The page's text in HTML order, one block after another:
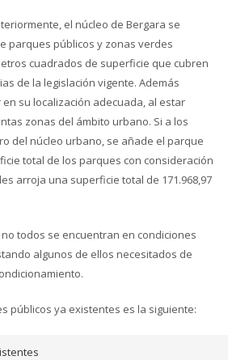
el núcleo de Bergara se
parques públicos y zonas verdes
cuadrados de superficie que cubren
de la legislación vigente. Además
su localización adecuada, al estar
zonas del ámbito urbano. Si a los
del núcleo urbano, se añade el parque
total de los parques con consideración
arroja una superficie total de 171.968,97
todos se encuentran en condiciones
algunos de ellos necesitados de
públicos ya existentes es la siguiente: